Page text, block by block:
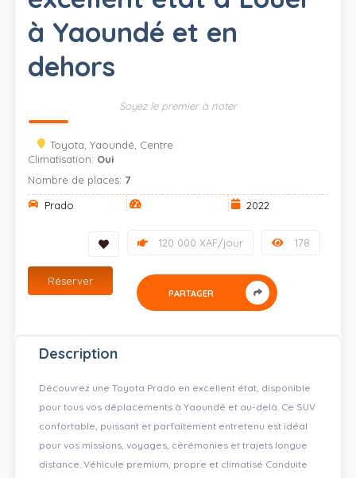
à Yaoundé et en
dehors
Soyez le premier à noter
Toyota, Yaoundé, Centre
Climatisation: Oui
Nombre de places: 7
Prado
2022
178
120 000 XAF/jour
Réserver
PARTAGER
Description
Découvrez une Toyota Prado en excellent état, disponible
pour tous vos déplacements à Yaoundé et au-delà. Ce SUV
confortable, puissant et parfaitement entretenu est idéal
pour vos missions, voyages, cérémonies et trajets longue
distance. Véhicule premium, propre et climatisé Conduite